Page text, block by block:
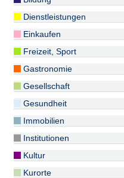
Dienstleistungen
Einkaufen
Freizeit, Sport
Gastronomie
Gesellschaft
Gesundheit
Immobilien
Institutionen
Kultur
Kurorte